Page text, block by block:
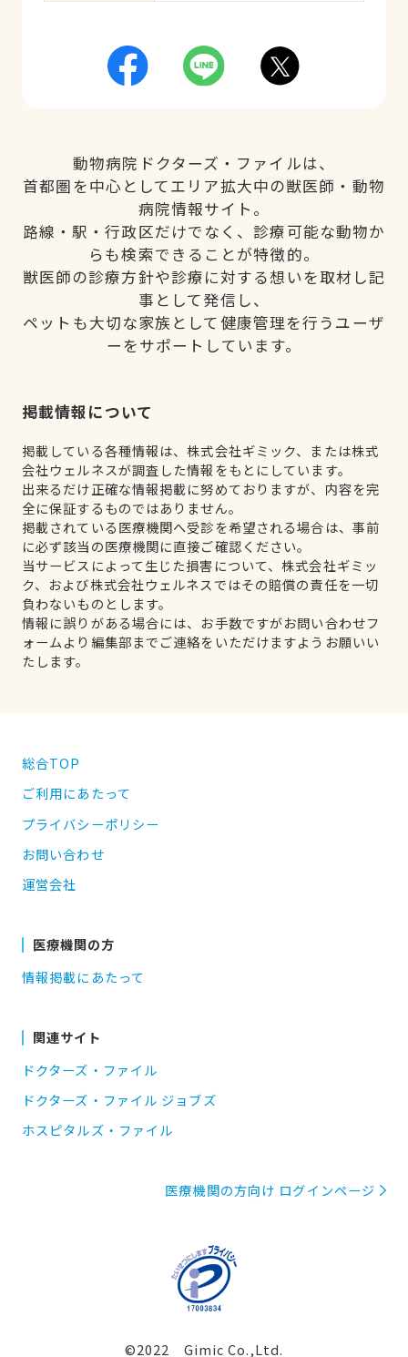
動物病院ドクターズ・ファイルは、
首都圏を中心としてエリア拡大中の獣医師・動物
病院情報サイト。
路線・駅・行政区だけでなく、診療可能な動物か
らも検索できることが特徴的。
獣医師の診療方針や診療に対する想いを取材し記
事として発信し、
ペットも大切な家族として健康管理を行うユーザ
ーをサポートしています。
掲載情報について
掲載している各種情報は、株式会社ギミック、または株式
会社ウェルネスが調査した情報をもとにしています。
出来るだけ正確な情報掲載に努めておりますが、内容を完
全に保証するものではありません。
掲載されている医療機関へ受診を希望される場合は、事前
に必ず該当の医療機関に直接ご確認ください。
当サービスによって生じた損害について、株式会社ギミッ
ク、および株式会社ウェルネスではその賠償の責任を一切
負わないものとします。
情報に誤りがある場合には、お手数ですがお問い合わせフ
ォームより編集部までご連絡をいただけますようお願いい
たします。
総合TOP
ご利用にあたって
プライバシーポリシー
お問い合わせ
運営会社
医療機関の方
情報掲載にあたって
関連サイト
ドクターズ・ファイル
ドクターズ・ファイル ジョブズ
ホスピタルズ・ファイル
医療機関の方向け ログインページ
©2022 Gimic Co.,Ltd.